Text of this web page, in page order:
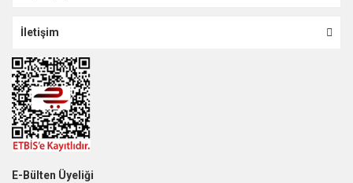
İletişim
E-Bülten Üyeliği